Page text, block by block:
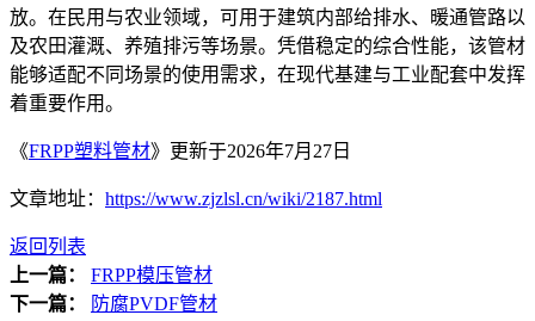
放。在民用与农业领域，可用于建筑内部给排水、暖通管路以
及农田灌溉、养殖排污等场景。凭借稳定的综合性能，该管材
能够适配不同场景的使用需求，在现代基建与工业配套中发挥
着重要作用。
《FRPP塑料管材》更新于2026年7月27日
文章地址： https://www.zjzlsl.cn/wiki/2187.html
返回列表
上一篇：
FRPP模压管材
下一篇：
防腐PVDF管材